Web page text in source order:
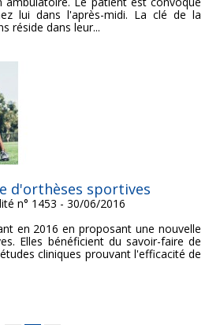
lui dans l'après-midi. La clé de la
réside dans leur...
d'orthèses sportives
n° 1453 - 30/06/2016
en 2016 en proposant une nouvelle
Elles bénéficient du savoir-faire de
cliniques prouvant l'efficacité de